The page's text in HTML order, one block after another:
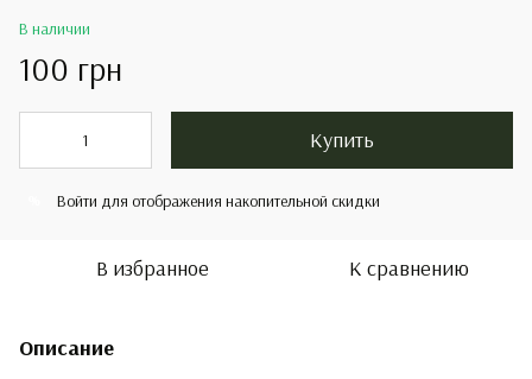
В наличии
100 грн
Купить
Войти для отображения накопительной скидки
В избранное К сравнению
Описание